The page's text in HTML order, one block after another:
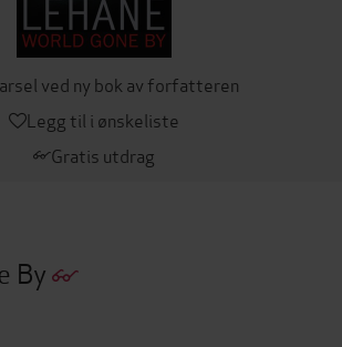
ved ny bok av forfatteren
Legg til i ønskeliste
Gratis utdrag
By